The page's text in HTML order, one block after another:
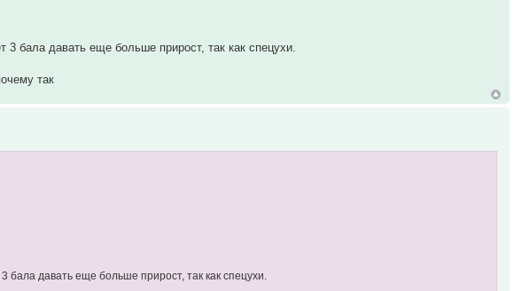
бала давать еще больше прирост, так как спецухи.
так
бала давать еще больше прирост, так как спецухи.